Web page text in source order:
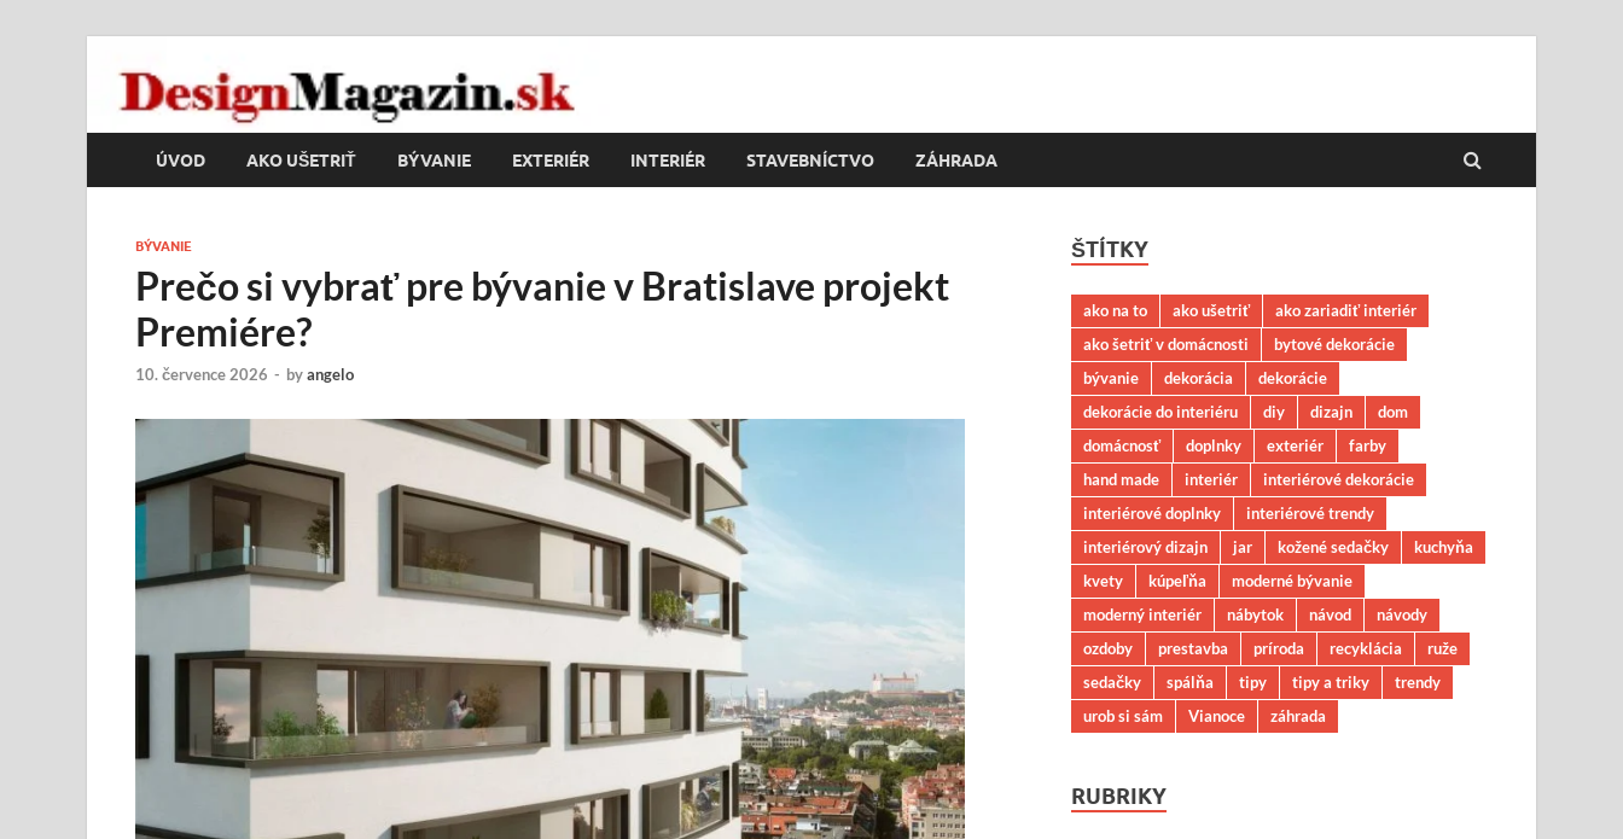
DesignMagazin.sk
Magazín o modernom bývaní
ÚVOD AKO UŠETRIŤ BÝVANIE EXTERIÉR INTERIÉR STAVEBNÍCTVO ZÁHRADA
BÝVANIE
Prečo si vybrať pre bývanie v Bratislave projekt
Premiére?
10. července 2026 - byangelo
ŠTÍTKY
ako na to ako ušetriť
ako zariadiť interiér
ako šetriť v domácnosti
bytové dekorácie
bývanie
dekorácia
dekorácie
dekorácie do interiéru
diy dizajn
dom
domácnosť
doplnky exteriér
farby
hand made
interiér
interiérové dekorácie
interiérové doplnky
interiérové trendy
interiérový dizajn
jar kožené sedačky
kuchyňa
kvety
kúpeľňa
moderné bývanie
moderný interiér
nábytok návod
návody
ozdoby
prestavba príroda recyklácia
ruže
sedačky
spálňa tipy tipy a triky
trendy
urob si sám
Vianoce záhrada
RUBRIKY